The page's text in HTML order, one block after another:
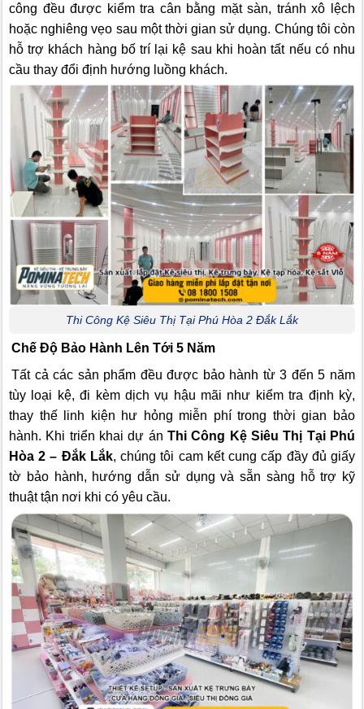
công đều được kiểm tra cân bằng mặt sàn, tránh xô lệch
hoặc nghiêng vẹo sau một thời gian sử dụng. Chúng tôi còn
hỗ trợ khách hàng bố trí lại kệ sau khi hoàn tất nếu có nhu
cầu thay đổi định hướng luồng khách.
Thi Công Kệ Siêu Thị Tại Phú Hòa 2 Đắk Lắk
Chế Độ Bảo Hành Lên Tới 5 Năm
Tất cả các sản phẩm đều được bảo hành từ 3 đến 5 năm
tùy loại kệ, đi kèm dịch vụ hậu mãi như kiểm tra định kỳ,
thay thế linh kiện hư hỏng miễn phí trong thời gian bảo
hành. Khi triển khai dự án Thi Công Kệ Siêu Thị Tại Phú
Hòa 2 – Đắk Lắk, chúng tôi cam kết cung cấp đầy đủ giấy
tờ bảo hành, hướng dẫn sử dụng và sẵn sàng hỗ trợ kỹ
thuật tận nơi khi có yêu cầu.